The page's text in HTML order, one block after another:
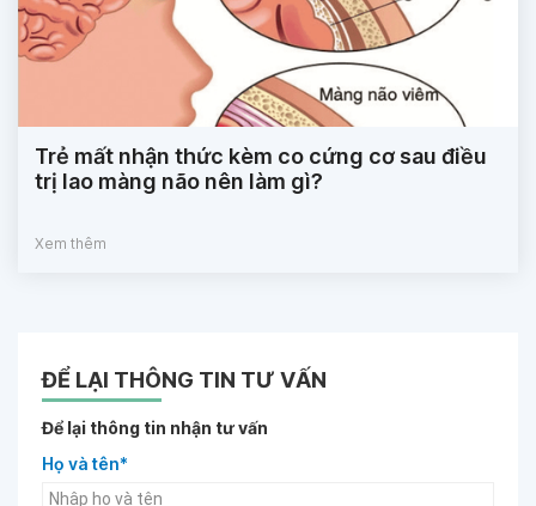
Trẻ mất nhận thức kèm co cứng cơ sau điều
trị lao màng não nên làm gì?
Xem thêm
ĐỂ LẠI THÔNG TIN TƯ VẤN
Để lại thông tin nhận tư vấn
Họ và tên*